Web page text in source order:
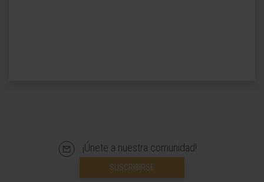
¡Únete a nuestra comunidad!
SUSCRIBIRSE